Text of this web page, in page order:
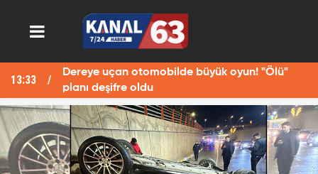
13:33
Dereye uçan otomobilde büyük oyun! "Ölü"
planı deşifre oldu